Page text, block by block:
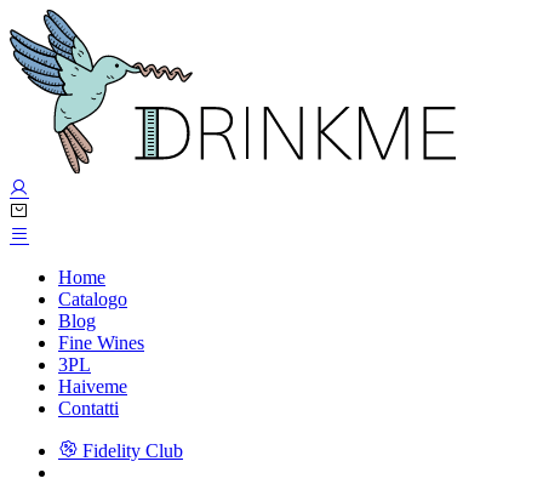
Home
Catalogo
Blog
Fine Wines
3PL
Haiveme
Contatti
Fidelity Club